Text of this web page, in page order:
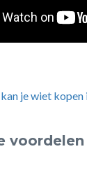
je wiet kopen
voordelen